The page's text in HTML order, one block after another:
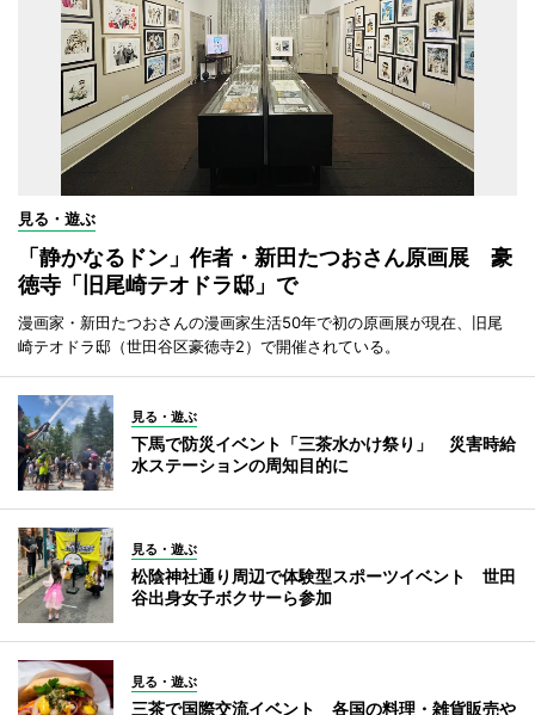
見る・遊ぶ
「静かなるドン」作者・新田たつおさん原画展 豪
徳寺「旧尾崎テオドラ邸」で
漫画家・新田たつおさんの漫画家生活50年で初の原画展が現在、旧尾
崎テオドラ邸（世田谷区豪徳寺2）で開催されている。
見る・遊ぶ
下馬で防災イベント「三茶水かけ祭り」 災害時給
水ステーションの周知目的に
見る・遊ぶ
松陰神社通り周辺で体験型スポーツイベント 世田
谷出身女子ボクサーら参加
見る・遊ぶ
三茶で国際交流イベント 各国の料理・雑貨販売や